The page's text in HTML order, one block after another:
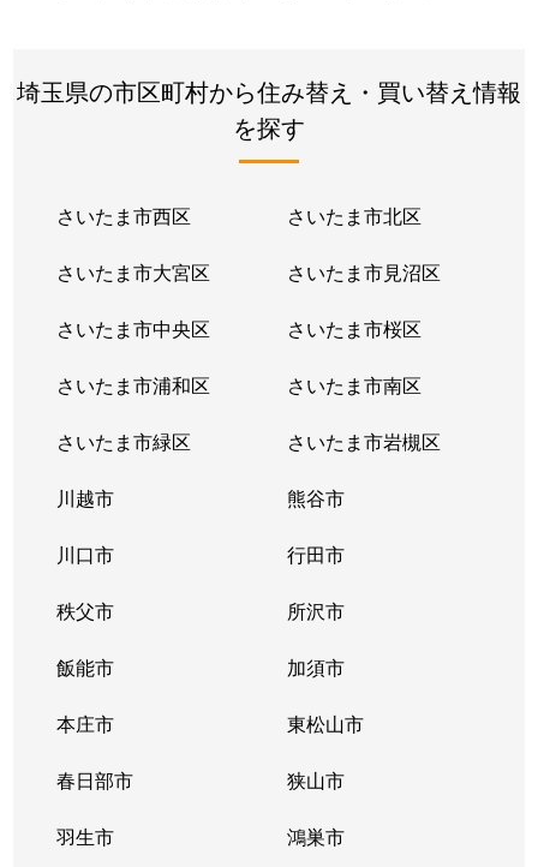
埼玉県の市区町村から住み替え・買い替え情報
を探す
さいたま市西区 さいたま市北区
さいたま市大宮区 さいたま市見沼区
さいたま市中央区 さいたま市桜区
さいたま市浦和区 さいたま市南区
さいたま市緑区 さいたま市岩槻区
川越市 熊谷市
川口市 行田市
秩父市 所沢市
飯能市 加須市
本庄市 東松山市
春日部市 狭山市
羽生市 鴻巣市